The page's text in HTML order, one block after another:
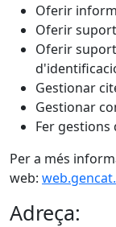
Oferir
Oferir
Oferir
Gestionar
Gestionar
Fer gestions
Per a més
web:
Adreça: